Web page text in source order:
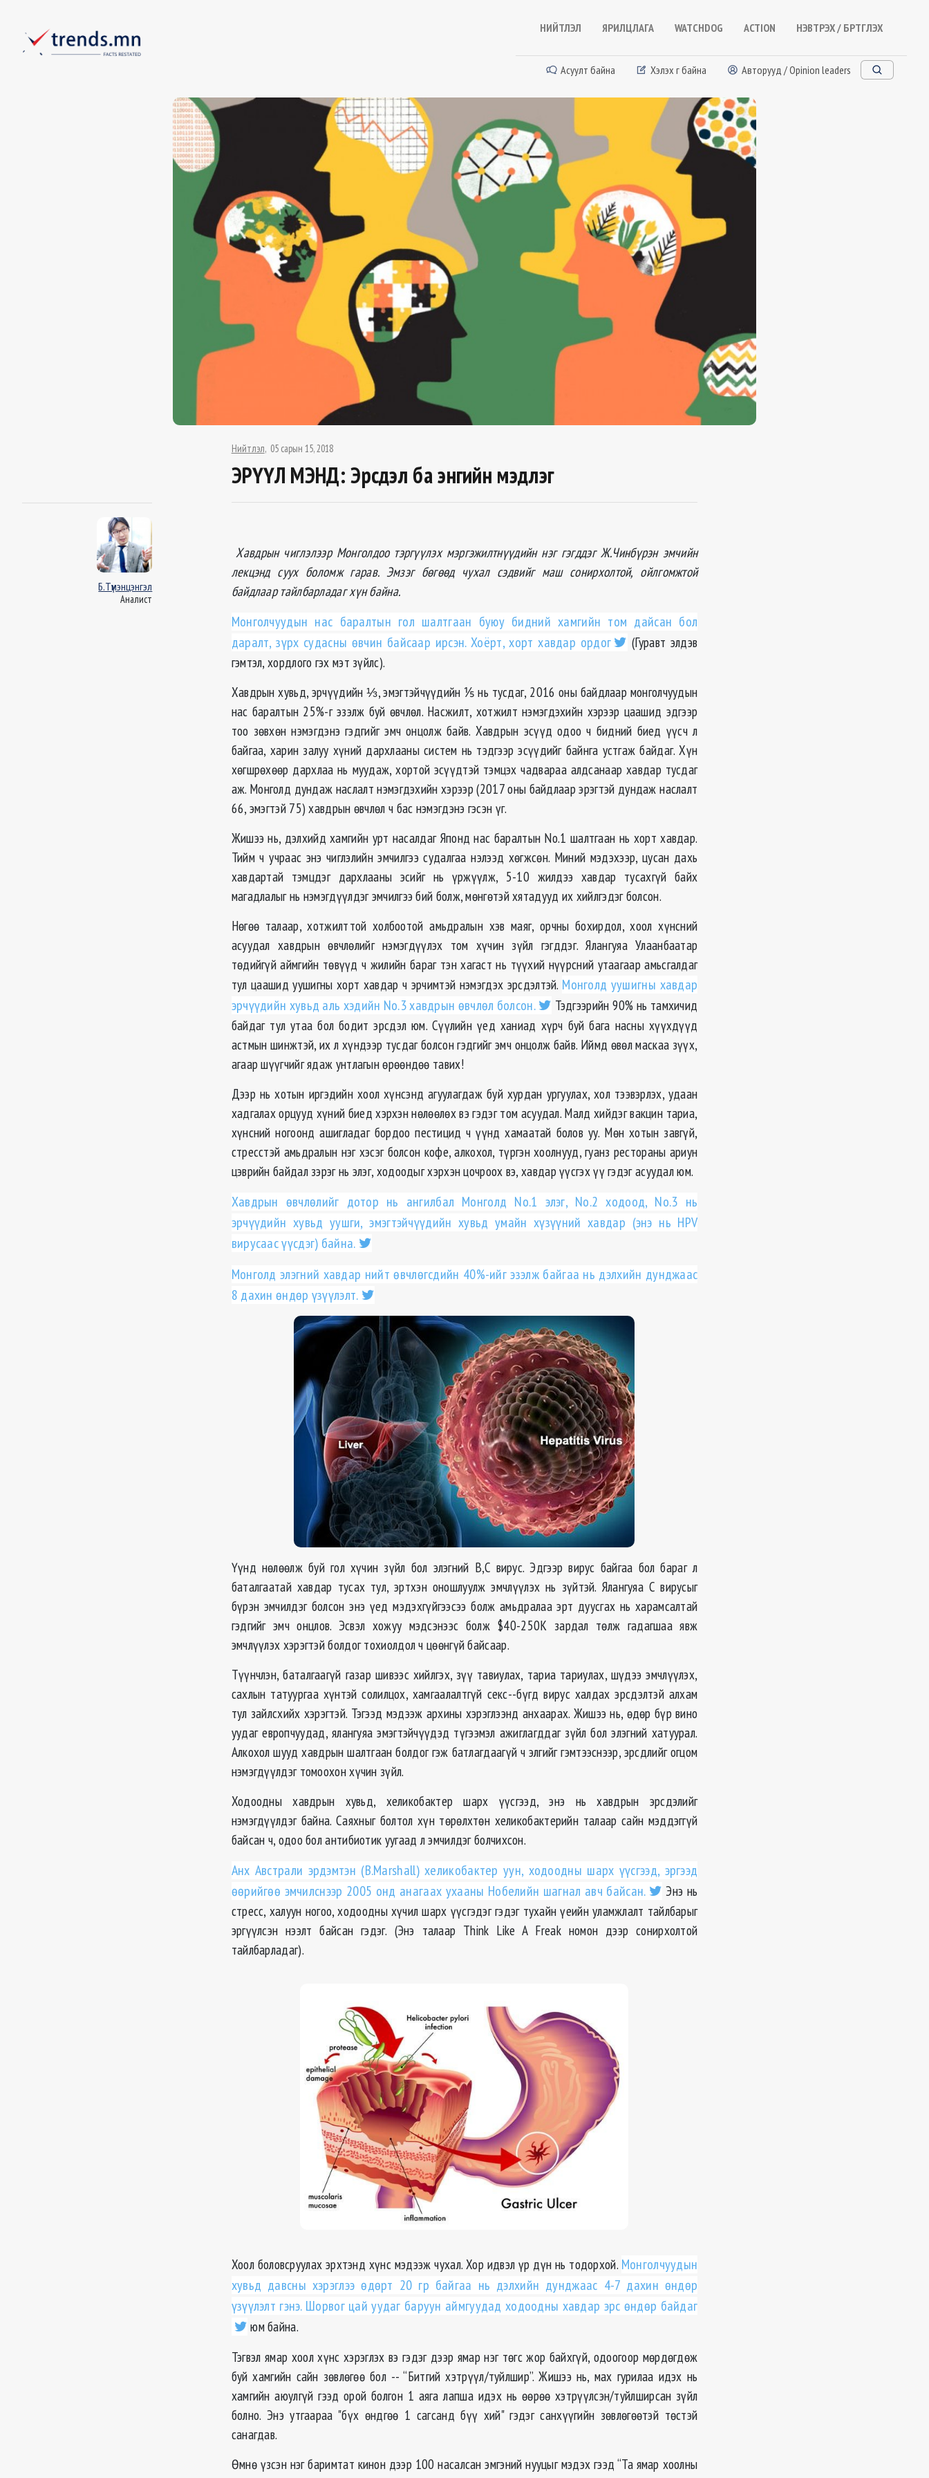
НИЙТЛЭЛ ЯРИЛЦЛАГА WATCHDOG ACTION НЭВТРЭХ / БҮРТГҮҮЛЭХ
Асуулт байна Хэлэх үг байна Авторууд / Opinion leaders
Нийтлэл 05 сарын 15, 2018
ЭРҮҮЛ МЭНД: Эрсдэл ба энгийн мэдлэг
Б.Түмэнцэнгэл
Аналист
Хавдрын чиглэлээр Монголдоо тэргүүлэх мэргэжилтнүүдийн нэг гэгддэг Ж.Чинбүрэн эмчийн
лекцэнд суух боломж гарав. Эмзэг бѳгѳѳд чухал сэдвийг маш сонирхолтой, ойлгомжтой
байдлаар тайлбарладаг хүн байна.
Монголчуудын нас баралтын гол шалтгаан буюу бидний хамгийн том дайсан бол
даралт, зүрх судасны ѳвчин байсаар ирсэн. Хоёрт, хорт хавдар ордог
(Гуравт элдэв
гэмтэл, хордлого гэх мэт зүйлс).
Хавдрын хувьд, эрчүүдийн ⅓, эмэгтэйчүүдийн ⅕ нь тусдаг, 2016 оны байдлаар монголчуудын
нас баралтын 25%-г эзэлж буй ѳвчлѳл. Насжилт, хотжилт нэмэгдэхийн хэрээр цаашид эдгээр
тоо зѳвхѳн нэмэгдэнэ гэдгийг эмч онцолж байв. Хавдрын эсүүд одоо ч бидний биед үүсч л
байгаа, харин залуу хүний дархлааны систем нь тэдгээр эсүүдийг байнга устгаж байдаг. Хүн
хѳгшрѳхѳѳр дархлаа нь муудаж, хортой эсүүдтэй тэмцэх чадвараа алдсанаар хавдар тусдаг
аж. Монголд дундаж наслалт нэмэгдэхийн хэрээр (2017 оны байдлаар эрэгтэй дундаж наслалт
66, эмэгтэй 75) хавдрын ѳвчлѳл ч бас нэмэгдэнэ гэсэн үг.
Жишээ нь, дэлхийд хамгийн урт насалдаг Японд нас баралтын No.1 шалтгаан нь хорт хавдар.
Тийм ч учраас энэ чиглэлийн эмчилгээ судалгаа нэлээд хѳгжсѳн. Миний мэдэхээр, цусан дахь
хавдартай тэмцдэг дархлааны эсийг нь үржүүлж, 5-10 жилдээ хавдар тусахгүй байх
магадлалыг нь нэмэгдүүлдэг эмчилгээ бий болж, мѳнгѳтэй хятадууд их хийлгэдэг болсон.
Нѳгѳѳ талаар, хотжилттой холбоотой амьдралын хэв маяг, орчны бохирдол, хоол хүнсний
асуудал хавдрын ѳвчлѳлийг нэмэгдүүлэх том хүчин зүйл гэгддэг. Ялангуяа Улаанбаатар
тѳдийгүй аймгийн тѳвүүд ч жилийн бараг тэн хагаст нь түүхий нүүрсний утаагаар амьсгалдаг
тул цаашид уушигны хорт хавдар ч эрчимтэй нэмэгдэх эрсдэлтэй. Монголд уушигны хавдар
эрчүүдийн хувьд аль хэдийн No.3 хавдрын ѳвчлѳл болсон.
Тэдгээрийн 90% нь тамхичид
байдаг тул утаа бол бодит эрсдэл юм. Сүүлийн үед ханиад хүрч буй бага насны хүүхдүүд
астмын шинжтэй, их л хүндээр тусдаг болсон гэдгийг эмч онцолж байв. Иймд ѳвѳл маскаа зүүх,
агаар шүүгчийг ядаж унтлагын ѳрѳѳндѳѳ тавих!
Дээр нь хотын иргэдийн хоол хүнсэнд агуулагдаж буй хурдан ургуулах, хол тээвэрлэх, удаан
хадгалах орцууд хүний биед хэрхэн нѳлѳѳлѳх вэ гэдэг том асуудал. Малд хийдэг вакцин тариа,
хүнсний ногоонд ашигладаг бордоо пестицид ч үүнд хамаатай болов уу. Мѳн хотын завгүй,
стресстэй амьдралын нэг хэсэг болсон кофе, алкохол, түргэн хоолнууд, гуанз рестораны ариун
цэврийн байдал зэрэг нь элэг, ходоодыг хэрхэн цочроох вэ, хавдар үүсгэх үү гэдэг асуудал юм.
Хавдрын ѳвчлѳлийг дотор нь ангилбал Монголд No.1 элэг, No.2 ходоод, No.3 нь
эрчүүдийн хувьд уушги, эмэгтэйчүүдийн хувьд умайн хүзүүний хавдар (энэ нь HPV
вирусаас үүсдэг) байна.
Монголд элэгний хавдар нийт ѳвчлѳгсдийн 40%-ийг эзэлж байгаа нь дэлхийн дунджаас
8 дахин ѳндѳр үзүүлэлт.
Үүнд нѳлѳѳлж буй гол хүчин зүйл бол элэгний B,C вирус. Эдгээр вирус байгаа бол бараг л
баталгаатай хавдар тусах тул, эртхэн оношлуулж эмчлүүлэх нь зүйтэй. Ялангуяа C вирусыг
бүрэн эмчилдэг болсон энэ үед мэдэхгүйгээсээ болж амьдралаа эрт дуусгах нь харамсалтай
гэдгийг эмч онцлов. Эсвэл хожуу мэдсэнээс болж $40-250K зардал тѳлж гадагшаа явж
эмчлүүлэх хэрэгтэй болдог тохиолдол ч цѳѳнгүй байсаар.
Түүнчлэн, баталгаагүй газар шивээс хийлгэх, зүү тавиулах, тариа тариулах, шүдээ эмчлүүлэх,
сахлын татуургаа хүнтэй солилцох, хамгаалалтгүй секс--бүгд вирус халдах эрсдэлтэй алхам
тул зайлсхийх хэрэгтэй. Тэгээд мэдээж архины хэрэглээнд анхаарах. Жишээ нь, ѳдѳр бүр вино
уудаг европчуудад, ялангуяа эмэгтэйчүүдэд түгээмэл ажиглагддаг зүйл бол элэгний хатуурал.
Алкохол шууд хавдрын шалтгаан болдог гэж батлагдаагүй ч элгийг гэмтээснээр, эрсдлийг огцом
нэмэгдүүлдэг томоохон хүчин зүйл.
Ходоодны хавдрын хувьд, хеликобактер шарх үүсгээд, энэ нь хавдрын эрсдэлийг
нэмэгдүүлдэг байна. Саяхныг болтол хүн тѳрѳлхтѳн хеликобактерийн талаар сайн мэддэггүй
байсан ч, одоо бол антибиотик уугаад л эмчилдэг болчихсон.
Анх Австрали эрдэмтэн (B.Marshall) хеликобактер уун, ходоодны шарх үүсгээд, эргээд
ѳѳрийгѳѳ эмчилснээр 2005 онд анагаах ухааны Нобелийн шагнал авч байсан.
Энэ нь
стресс, халуун ногоо, ходоодны хүчил шарх үүсгэдэг гэдэг тухайн үеийн уламжлалт тайлбарыг
эргүүлсэн нээлт байсан гэдэг. (Энэ талаар Think Like A Freak номон дээр сонирхолтой
тайлбарладаг).
Хоол боловсруулах эрхтэнд хүнс мэдээж чухал. Хор идвэл үр дүн нь тодорхой. Монголчуудын
хувьд давсны хэрэглээ ѳдѳрт 20 гр байгаа нь дэлхийн дунджаас 4-7 дахин ѳндѳр
үзүүлэлт гэнэ. Шорвог цай уудаг баруун аймгуудад ходоодны хавдар эрс ѳндѳр байдаг
юм байна.
Тэгвэл ямар хоол хүнс хэрэглэх вэ гэдэг дээр ямар нэг тѳгс жор байхгүй, одоогоор мѳрдѳгдѳж
буй хамгийн сайн зѳвлѳгѳѳ бол -- “Битгий хэтрүүл/туйлшир”. Жишээ нь, мах гурилаа идэх нь
хамгийн аюулгүй гээд орой болгон 1 аяга лапша идэх нь ѳѳрѳѳ хэтрүүлсэн/туйлширсан зүйл
болно. Энэ утгаараа "бүх ѳндгѳѳ 1 сагсанд бүү хий" гэдэг санхүүгийн зѳвлѳгѳѳтэй тѳстэй
санагдав.
Ѳмнѳ үзсэн нэг баримтат кинон дээр 100 насалсан эмгэний нууцыг мэдэх гээд “Та ямар хоолны